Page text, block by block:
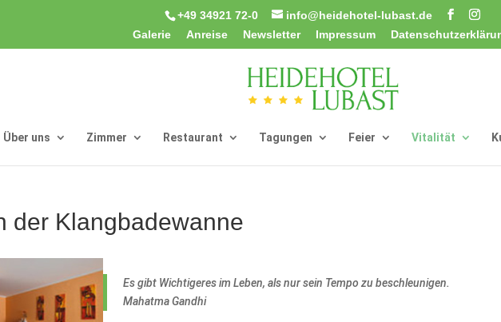
+49 34921 72-0
info@heidehotel-lubast.de
Galerie
Anreise Newsletter Impressum
Über uns Zimmer Restaurant Tagungen Feier Vitalität
der Klangbadewanne
Es gibt Wichtigeres im Leben, als nur sein Tempo zu beschleunigen.
Mahatma Gandhi